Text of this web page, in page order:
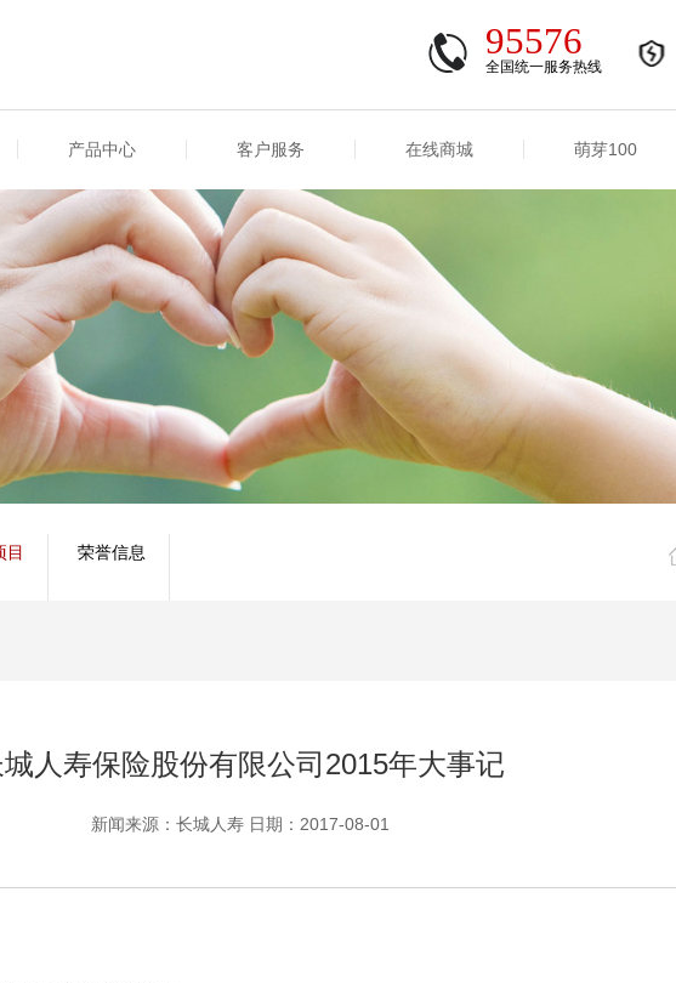
95576
全国统一服务热线
/注册
康保险
经营情况
红利实现率
存金累积利率
率
重大事项信息
重大事项
公司基本信息
合作机构
互联网产品信息
保全和理赔
客户服务及消费者投诉
经营变化情况
其他信息
产品中心 客户服务 在线商城 萌芽100
目 荣誉信息
人寿保险股份有限公司2015年大事记
新闻来源：长城人寿 日期：2017-08-01